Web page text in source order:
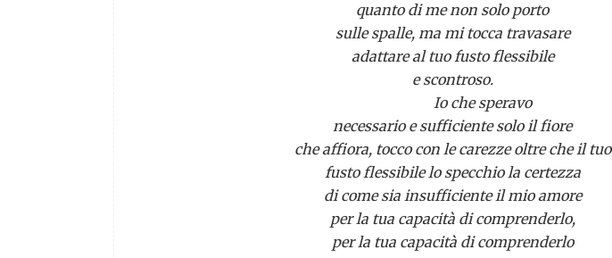
quanto di me non solo porto
sulle spalle, ma mi tocca travasare
adattare al tuo fusto flessibile
e scontroso.
Io che speravo
necessario e sufficiente solo il fiore
che affiora, tocco con le carezze oltre che il tuo
fusto flessibile lo specchio la certezza
di come sia insufficiente il mio amore
per la tua capacità di comprenderlo,
per la tua capacità di comprenderlo